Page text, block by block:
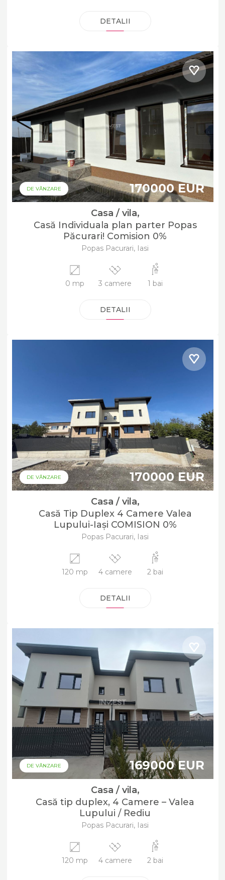
DETALII
DE VÂNZARE 170000 EUR
Casa / vila,
Casă Individuala plan parter Popas
Păcurari! Comision 0%
Popas Pacurari, Iasi
0 mp 3 camere 1 bai
DETALII
DE VÂNZARE 170000 EUR
Casa / vila,
Casă Tip Duplex 4 Camere Valea
Lupului-Iași COMISION 0%
Popas Pacurari, Iasi
120 mp 4 camere 2 bai
DETALII
DE VÂNZARE 169000 EUR
Casa / vila,
Casă tip duplex, 4 Camere – Valea
Lupului / Rediu
Popas Pacurari, Iasi
120 mp 4 camere 2 bai